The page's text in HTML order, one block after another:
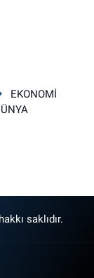
EKONOMİ
saklıdır.